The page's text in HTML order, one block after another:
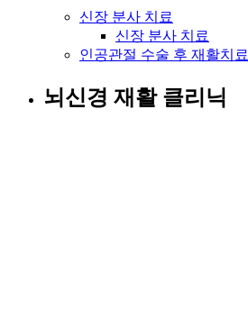
신장 분사 치료
신장 분사 치료
인공관절 수술 후 재활치료
뇌신경 재활 클리닉